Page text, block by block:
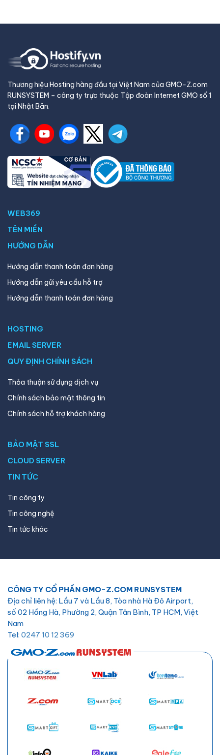
Thương hiệu Hosting hàng đầu tại Việt Nam của GMO-Z.com
RUNSYSTEM – công ty trực thuộc Tập đoàn Internet GMO số 1
tại Nhật Bản.
WEB369
TÊN MIỀN
HƯỚNG DẪN
Hướng dẫn thanh toán đơn hàng
Hướng dẫn gửi yêu cầu hỗ trợ
Hướng dẫn thanh toán đơn hàng
HOSTING
EMAIL SERVER
QUY ĐỊNH CHÍNH SÁCH
Thỏa thuận sử dụng dịch vụ
Chính sách bảo mật thông tin
Chính sách hỗ trợ khách hàng
BẢO MẬT SSL
CLOUD SERVER
TIN TỨC
Tin công ty
Tin công nghệ
Tin tức khác
CÔNG TY CỔ PHẦN GMO-Z.COM RUNSYSTEM
Địa chỉ liên hệ: Lầu 7 và Lầu 8, Tòa nhà Hà Đô Airport,
số 02 Hồng Hà, Phường 2, Quận Tân Bình, TP HCM, Việt
Nam
Tel: 0247 10 12 369
hotro@hostify.vn